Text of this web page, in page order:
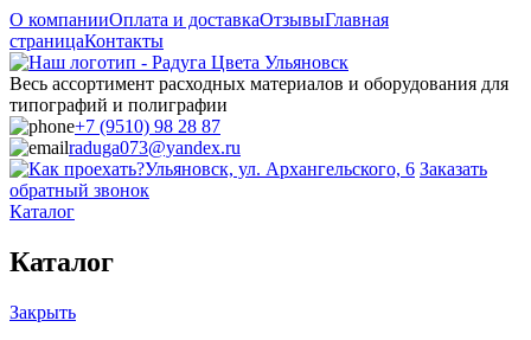
О компанииОплата и доставкаОтзывыГлавная
страницаКонтакты
Весь ассортимент расходных материалов и оборудования для
типографий и полиграфии
+7 (9510) 98 28 87
raduga073@yandex.ru
Ульяновск, ул. Архангельского, 6 Заказать
обратный звонок
Каталог
Каталог
Закрыть